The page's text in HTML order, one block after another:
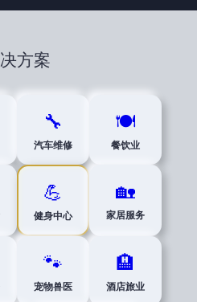
方案
🔧
汽车维修
🍽️
餐饮业
💪
健身中心
🏡
家居服务
🐾
宠物兽医
🏨
酒店旅业